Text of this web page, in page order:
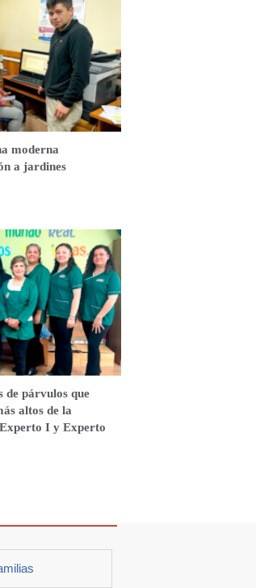
moderna
a jardines
de párvulos que
altos de la
I y Experto